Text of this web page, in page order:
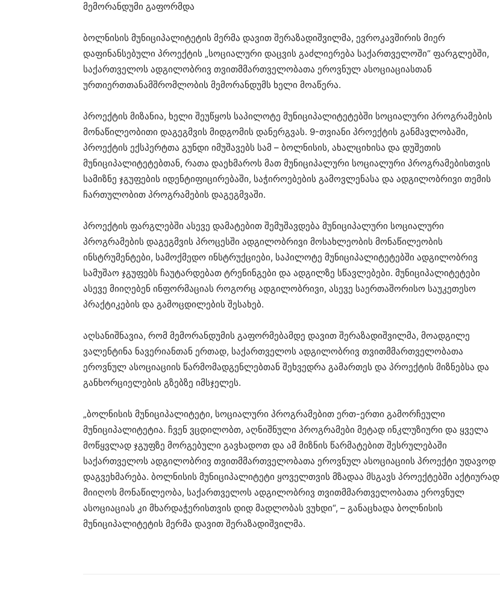
მემორანდუმი გაფორმდა
ბოლნისის მუნიციპალიტეტის მერმა დავით შერაზადიშვილმა, ევროკავშირის მიერ
დაფინანსებული პროექტის „სოციალური დაცვის გაძლიერება საქართველოში“ ფარგლებში,
საქართველოს ადგილობრივ თვითმმართველობათა ეროვნულ ასოციაციასთან
ურთიერთთანამშრომლობის მემორანდუმს ხელი მოაწერა.
პროექტის მიზანია, ხელი შეუწყოს საპილოტე მუნიციპალიტეტებში სოციალური პროგრამების
მონაწილეობითი დაგეგმვის მიდგომის დანერგვას. 9-თვიანი პროექტის განმავლობაში,
პროექტის ექსპერტთა გუნდი იმუშავებს სამ – ბოლნისის, ახალციხისა და დუშეთის
მუნიციპალიტეტებთან, რათა დაეხმაროს მათ მუნიციპალური სოციალური პროგრამებისთვის
სამიზნე ჯგუფების იდენტიფიცირებაში, საჭიროებების გამოვლენასა და ადგილობრივი თემის
ჩართულობით პროგრამების დაგეგმვაში.
პროექტის ფარგლებში ასევე დამატებით შემუშავდება მუნიციპალური სოციალური
პროგრამების დაგეგმვის პროცესში ადგილობრივი მოსახლეობის მონაწილეობის
ინსტრუმენტები, სამოქმედო ინსტრუქციები, საპილოტე მუნიციპალიტეტებში ადგილობრივ
სამუშაო ჯგუფებს ჩაუტარდებათ ტრენინგები და ადგილზე სწავლებები. მუნიციპალიტეტები
ასევე მიიღებენ ინფორმაციას როგორც ადგილობრივი, ასევე საერთაშორისო საუკეთესო
პრაქტიკების და გამოცდილების შესახებ.
აღსანიშნავია, რომ მემორანდუმის გაფორმებამდე დავით შერაზადიშვილმა, მოადგილე
ვალენტინა ნავერიანთან ერთად, საქართველოს ადგილობრივ თვითმმართველობათა
ეროვნულ ასოციაციის წარმომადგენლებთან შეხვედრა გამართეს და პროექტის მიზნებსა და
განხორციელების გზებზე იმსჯელეს.
„ბოლნისის მუნიციპალიტეტი, სოციალური პროგრამებით ერთ-ერთი გამორჩეული
მუნიციპალიტეტია. ჩვენ ვცდილობთ, აღნიშნული პროგრამები მეტად ინკლუზიური და ყველა
მოწყვლად ჯგუფზე მორგებული გავხადოთ და ამ მიზნის წარმატებით შესრულებაში
საქართველოს ადგილობრივ თვითმმართველობათა ეროვნულ ასოციაციის პროექტი უდავოდ
დაგვეხმარება. ბოლნისის მუნიციპალიტეტი ყოველთვის მზადაა მსგავს პროექტებში აქტიურად
მიიღოს მონაწილეობა, საქართველოს ადგილობრივ თვითმმართველობათა ეროვნულ
ასოციაციას კი მხარდაჭერისთვის დიდ მადლობას ვუხდი“, – განაცხადა ბოლნისის
მუნიციპალიტეტის მერმა დავით შერაზადიშვილმა.